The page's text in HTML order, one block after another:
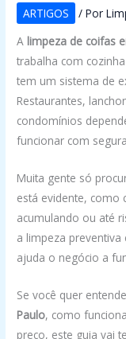
ARTIGOS / Por
A limpeza de coifas
trabalha com
tem um sistema de
Restaurantes,
condomínios
funcionar com
Muita gente só
está evidente, como
acumulando ou até
a limpeza
ajuda o negócio a
Se você quer
Paulo, como
preço, este guia vai